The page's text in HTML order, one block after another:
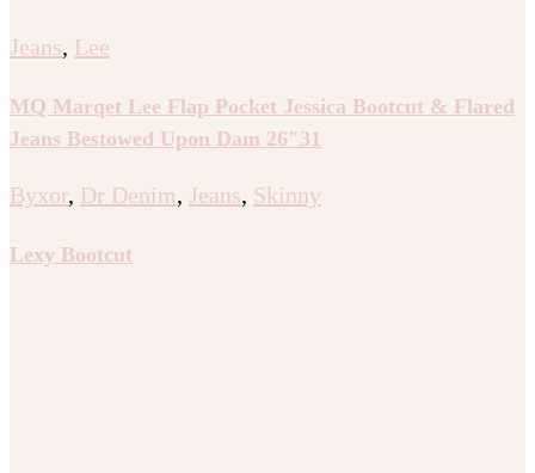
Jeans, Lee
MQ Marqet Lee Flap Pocket Jessica Bootcut & Flared
Jeans Bestowed Upon Dam 26″31
Byxor, Dr Denim, Jeans, Skinny
Lexy Bootcut